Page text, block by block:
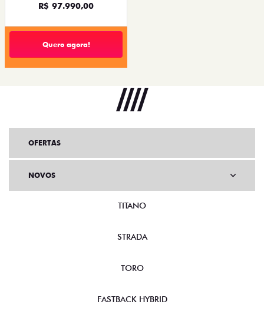
R$ 97.990,00
Quero agora!
OFERTAS
NOVOS
TITANO
STRADA
TORO
FASTBACK HYBRID